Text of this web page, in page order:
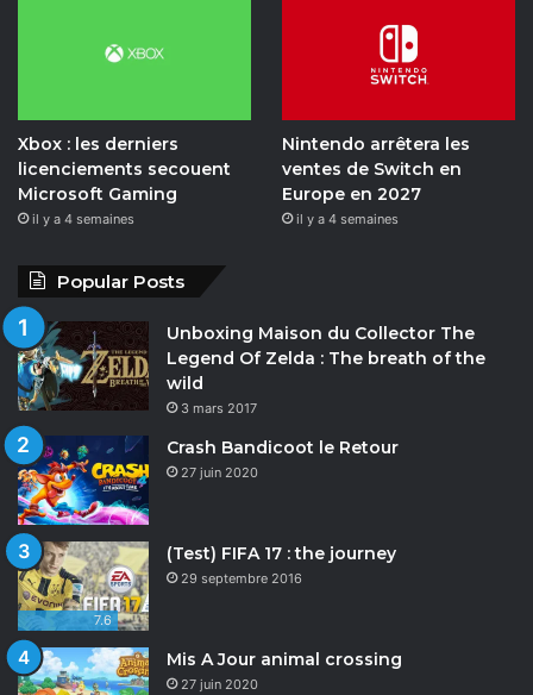
Xbox : les derniers
licenciements secouent
Microsoft Gaming
il y a 4 semaines
Nintendo arrêtera les
ventes de Switch en
Europe en 2027
il y a 4 semaines
Popular Posts
Unboxing Maison du Collector The
Legend Of Zelda : The breath of the
wild
3 mars 2017
Crash Bandicoot le Retour
27 juin 2020
7.6
(Test) FIFA 17 : the journey
29 septembre 2016
Mis A Jour animal crossing
27 juin 2020